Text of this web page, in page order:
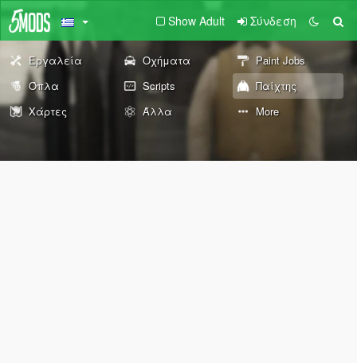
Show Adult Σύνδεση
Εργαλεία Οχήματα
Paint Jobs
Όπλα
Scripts
Παίχτης
Χάρτες
Άλλα More